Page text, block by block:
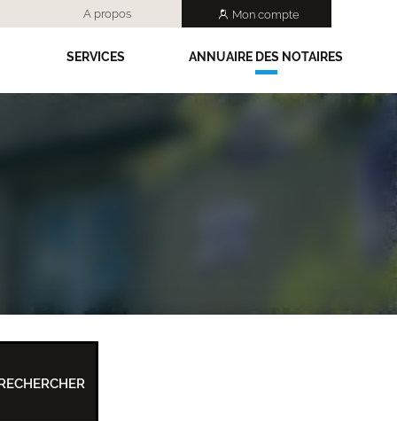
A propos Mon compte
SERVICES ANNUAIRE DES NOTAIRES